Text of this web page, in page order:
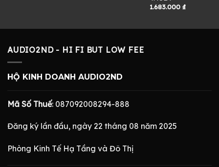
1.683.000₫
₫
AUDIO2ND - HI FI BUT LOW FEE
HỘ KINH DOANH AUDIO2ND
Mã Số Thuế: 087092008294-888
Đăng ký lần đầu, ngày 22 tháng 08 năm 2025
Phòng Kinh Tế Hạ Tầng và Đô Thị